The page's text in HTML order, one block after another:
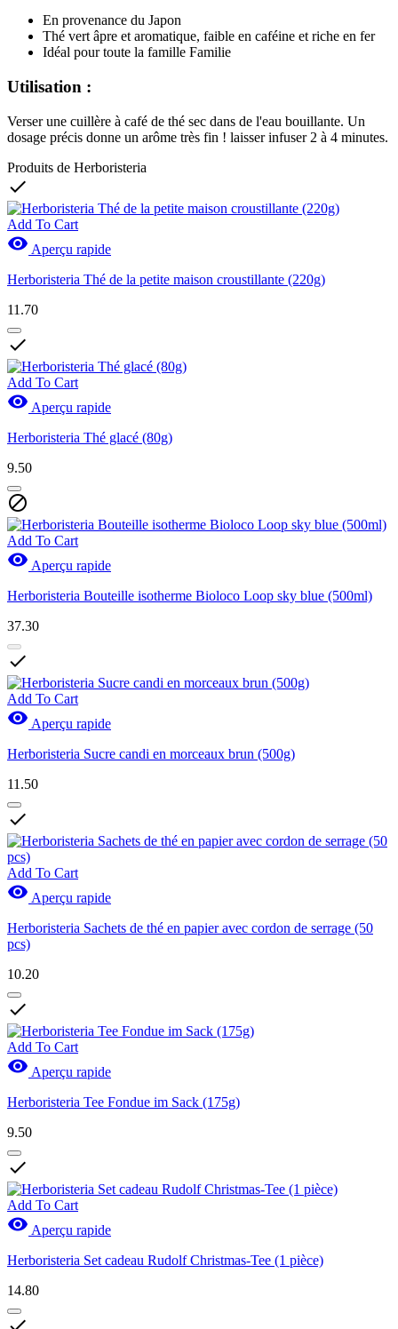
En provenance du Japon
Thé vert âpre et aromatique, faible en caféine et riche en fer
Idéal pour toute la famille Familie
Utilisation :
Verser une cuillère à café de thé sec dans de l'eau bouillante. Un
dosage précis donne un arôme très fin ! laisser infuser 2 à 4 minutes.
Produits de Herboristeria

Add To Cart
 Aperçu rapide
Herboristeria Thé de la petite maison croustillante (220g)
11.70

Add To Cart
 Aperçu rapide
Herboristeria Thé glacé (80g)
9.50

Add To Cart
 Aperçu rapide
Herboristeria Bouteille isotherme Bioloco Loop sky blue (500ml)
37.30

Add To Cart
 Aperçu rapide
Herboristeria Sucre candi en morceaux brun (500g)
11.50

Add To Cart
 Aperçu rapide
Herboristeria Sachets de thé en papier avec cordon de serrage (50
pcs)
10.20

Add To Cart
 Aperçu rapide
Herboristeria Tee Fondue im Sack (175g)
9.50

Add To Cart
 Aperçu rapide
Herboristeria Set cadeau Rudolf Christmas-Tee (1 pièce)
14.80